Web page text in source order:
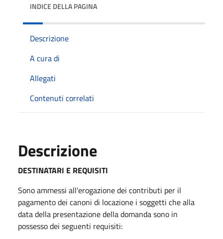
INDICE DELLA PAGINA
Descrizione
A cura di
Allegati
Contenuti correlati
Descrizione
DESTINATARI E REQUISITI
Sono ammessi all'erogazione dei contributi per il
pagamento dei canoni di locazione i soggetti che alla
data della presentazione della domanda sono in
possesso dei seguenti requisiti: